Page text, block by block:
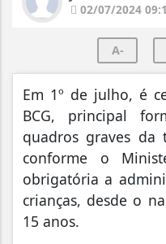
02/07/2024
A-
Em 1º de julho, é
BCG, principal
quadros graves da
conforme o
obrigatória a
crianças, desde o
15 anos.